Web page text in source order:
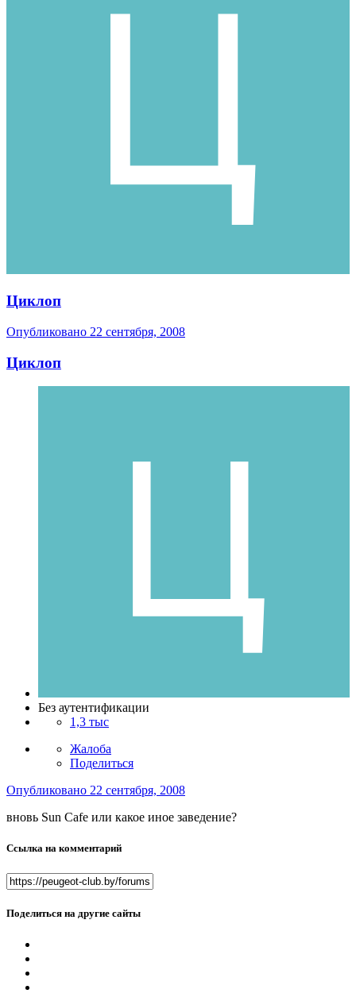
Циклоп
Опубликовано 22 сентября, 2008
Циклоп
Без аутентификации
1,3 тыс
Жалоба
Поделиться
Опубликовано 22 сентября, 2008
вновь Sun Cafe или какое иное заведение?
Ссылка на комментарий
Поделиться на другие сайты